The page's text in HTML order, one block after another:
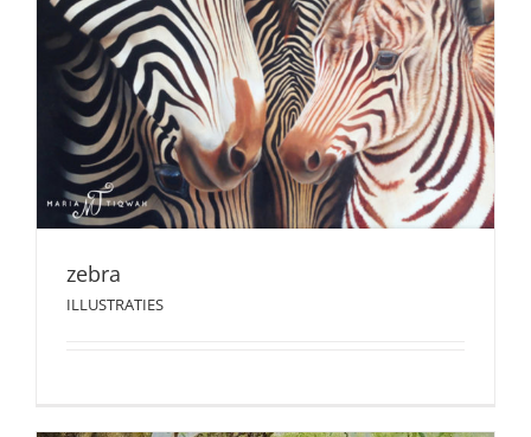
zebra
ILLUSTRATIES
zebra
ILLUSTRATIES